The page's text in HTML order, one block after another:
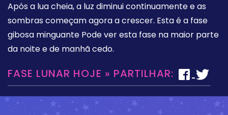
Após a lua cheia, a luz diminui continuamente e as
sombras começam agora a crescer. Esta é a fase
gibosa minguante Pode ver esta fase na maior parte
da noite e de manhã cedo.
FASE LUNAR HOJE » PARTILHAR: